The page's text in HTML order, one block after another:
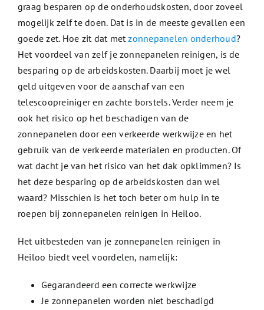
graag besparen op de onderhoudskosten, door zoveel
mogelijk zelf te doen. Dat is in de meeste gevallen een
goede zet. Hoe zit dat metzonnepanelen onderhoud?
Het voordeel van zelf je zonnepanelen reinigen, is de
besparing op de arbeidskosten. Daarbij moet je wel
geld uitgeven voor de aanschaf van een
telescoopreiniger en zachte borstels. Verder neem je
ook het risico op het beschadigen van de
zonnepanelen door een verkeerde werkwijze en het
gebruik van de verkeerde materialen en producten. Of
wat dacht je van het risico van het dak opklimmen? Is
het deze besparing op de arbeidskosten dan wel
waard? Misschien is het toch beter om hulp in te
roepen bij zonnepanelen reinigen in Heiloo.
Het uitbesteden van je zonnepanelen reinigen in
Heiloo biedt veel voordelen, namelijk:
Gegarandeerd een correcte werkwijze
Je zonnepanelen worden niet beschadigd